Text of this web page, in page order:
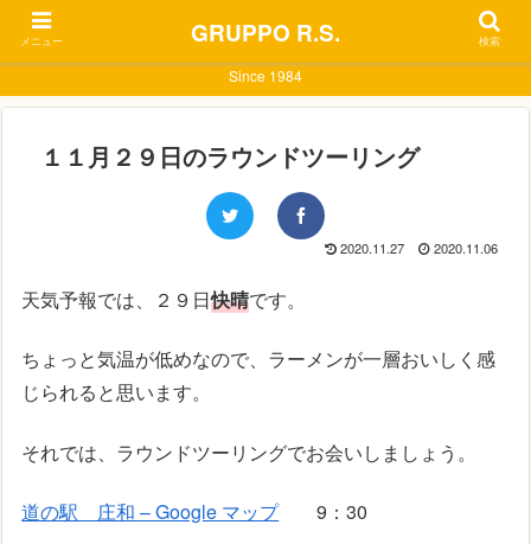
Since 1984
１１月２９日のラウンドツーリング
2020.11.27 2020.11.06
天気予報では、２９日快晴です。
ちょっと気温が低めなので、ラーメンが一層おいしく感
じられると思います。
それでは、ラウンドツーリングでお会いしましょう。
道の駅 庄和 – Google マップ9：30
メニュー GRUPPO R.S. 検索